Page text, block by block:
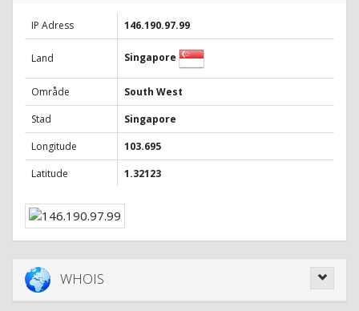
IP Adress 146.190.97.99
Land Singapore
Område
South West
Stad
Singapore
Longitude
103.695
Latitude
1.32123
WHOIS